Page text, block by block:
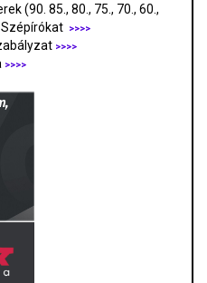
(90. 85., 80., 75., 70., 60.,
>>>>
>>>>
>>>>